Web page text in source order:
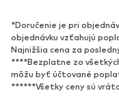
ŠPORT
Športové oblečenie
Športová obuv
*Doručenie je pri
objednávku vzťahujú
Najnižšia cena za
****Bezplatne zo
môžu byť účtované
******Všetky ceny sú